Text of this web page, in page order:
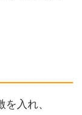
入れ、